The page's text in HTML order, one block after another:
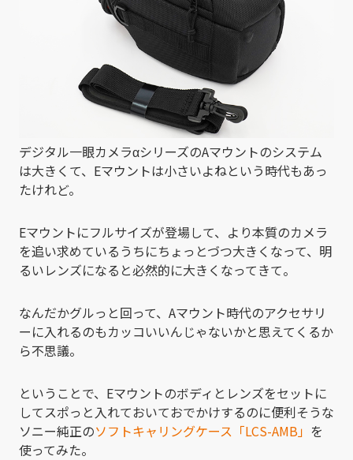
デジタル一眼カメラαシリーズのAマウントのシステム
は大きくて、Eマウントは小さいよねという時代もあっ
たけれど。
Eマウントにフルサイズが登場して、より本質のカメラ
を追い求めているうちにちょっとづつ大きくなって、明
るいレンズになると必然的に大きくなってきて。
なんだかグルっと回って、Aマウント時代のアクセサリ
ーに入れるのもカッコいいんじゃないかと思えてくるか
ら不思議。
ということで、Eマウントのボディとレンズをセットに
してスポっと入れておいておでかけするのに便利そうな
ソニー純正のソフトキャリングケース「LCS-AMB」 を
使ってみた。